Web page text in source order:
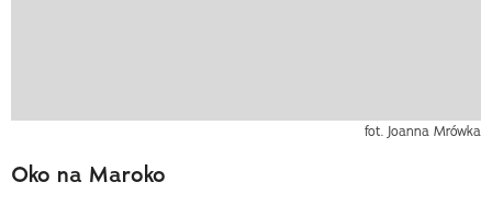
fot. Joanna Mrówka
Oko na Maroko